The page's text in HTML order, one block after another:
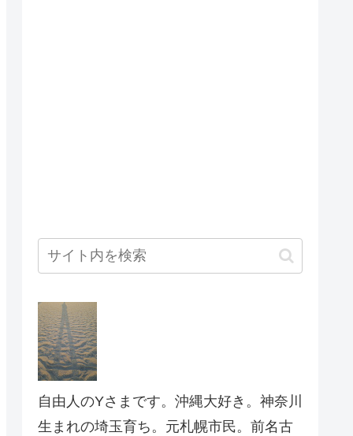
自由人のYさまです。沖縄大好き。神奈川
生まれの埼玉育ち。元札幌市民。前名古